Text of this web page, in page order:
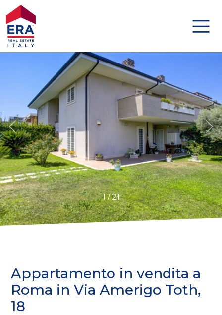
1 / 21
Appartamento in vendita a
Roma in Via Amerigo Toth,
18
HOME
IMMOBILI
DISTINCTIVE
AGENZIE
AGENTI
ABOUT US
GLOBAL
Codice
Contratto
Qualsiasi
Vendita
Affitto
Scegli
dove
cercare
Comune